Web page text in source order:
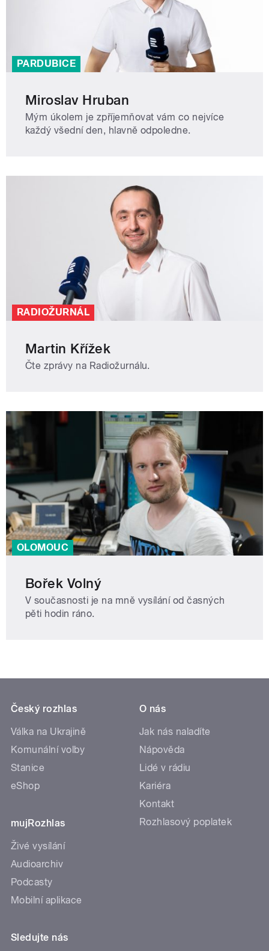
PARDUBICE
Miroslav Hruban
Mým úkolem je zpříjemňovat vám co nejvíce
každý všední den, hlavně odpoledne.
RADIOŽURNÁL
Martin Křížek
Čte zprávy na Radiožurnálu.
OLOMOUC
Bořek Volný
V současnosti je na mně vysílání od časných
pěti hodin ráno.
Český rozhlas
Válka na Ukrajině
Komunální volby
Stanice
eShop
mujRozhlas
Živé vysílání
Audioarchiv
Podcasty
Mobilní aplikace
O nás
Jak nás naladíte
Nápověda
Lidé v rádiu
Kariéra
Kontakt
Rozhlasový poplatek
Sledujte nás